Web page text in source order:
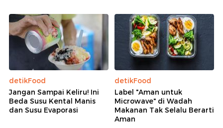
detikFood
Jangan Sampai Keliru! Ini
Beda Susu Kental Manis
dan Susu Evaporasi
detikFood
Label "Aman untuk
Microwave" di Wadah
Makanan Tak Selalu Berarti
Aman